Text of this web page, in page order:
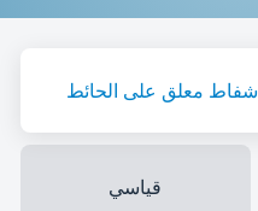
شفاط معلق على الحائط
قياسي